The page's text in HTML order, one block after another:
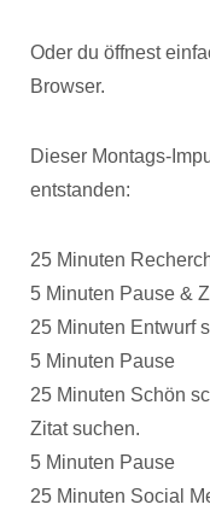
Oder du öffnest
Browser.
Dieser Montags-
entstanden:
25 Minuten
5 Minuten Pause &
25 Minuten Entwurf
5 Minuten Pause
25 Minuten Schön
Zitat suchen.
5 Minuten Pause
25 Minuten Social